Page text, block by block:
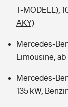
T-MODELL),
AKY)
Mercedes-
Limousine,
Mercedes-
135 kW,